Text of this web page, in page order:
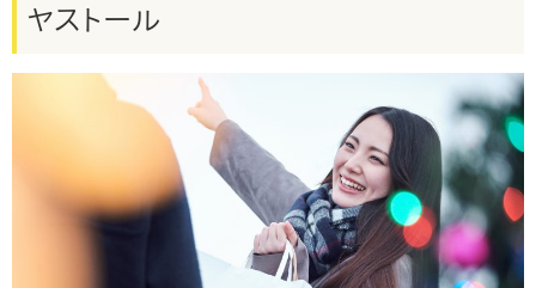
ヤストール